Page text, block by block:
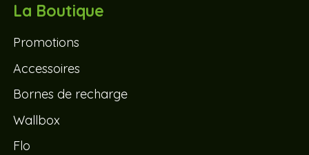
La Boutique
Promotions
Accessoires
Bornes de recharge
Wallbox
Flo